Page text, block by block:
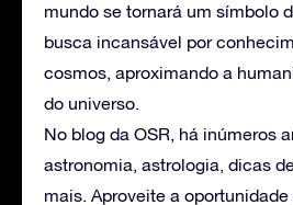
mundo se tornará um símbolo
busca incansável por
cosmos, aproximando a
do universo.
No blog da OSR, há inúmeros
astronomia, astrologia, dicas
mais. Aproveite a